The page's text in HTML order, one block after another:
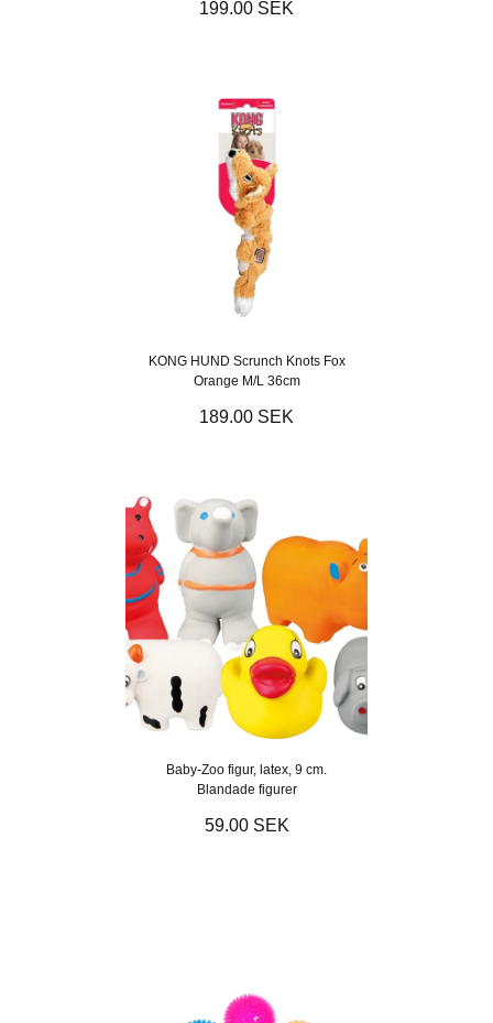
199.00 SEK
KONG HUND Scrunch Knots Fox
Orange M/L 36cm
189.00 SEK
Baby-Zoo figur, latex, 9 cm.
Blandade figurer
59.00 SEK